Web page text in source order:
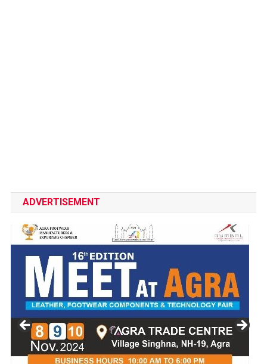
ADVERTISEMENT